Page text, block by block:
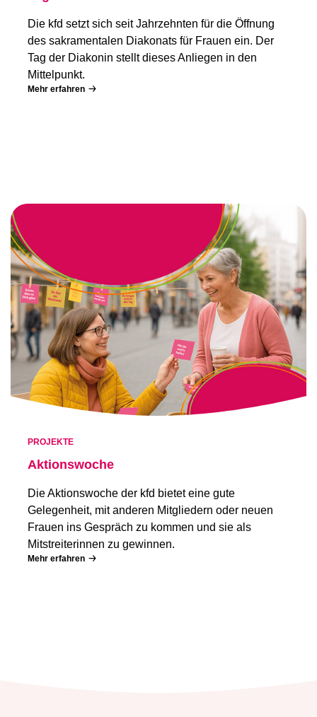
Die kfd setzt sich seit Jahrzehnten für die Öffnung
des sakramentalen Diakonats für Frauen ein. Der
Tag der Diakonin stellt dieses Anliegen in den
Mittelpunkt.
Mehr erfahren
PROJEKTE
Aktionswoche
Die Aktionswoche der kfd bietet eine gute
Gelegenheit, mit anderen Mitgliedern oder neuen
Frauen ins Gespräch zu kommen und sie als
Mitstreiterinnen zu gewinnen.
Mehr erfahren